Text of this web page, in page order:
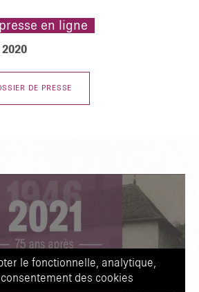
en ligne
DE PRESSE
le fonctionnelle, analytique,
des cookies